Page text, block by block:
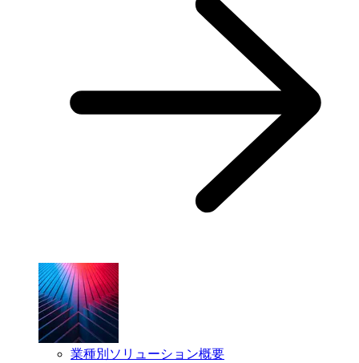
業種別ソリューション概要